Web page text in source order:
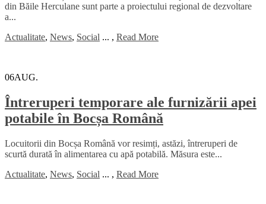
din Băile Herculane sunt parte a proiectului regional de dezvoltare
a...
Actualitate, News, Social ... , Read More
06AUG.
Întreruperi temporare ale furnizării apei
potabile în Bocșa Română
Locuitorii din Bocșa Română vor resimți, astăzi, întreruperi de
scurtă durată în alimentarea cu apă potabilă. Măsura este...
Actualitate, News, Social ... , Read More